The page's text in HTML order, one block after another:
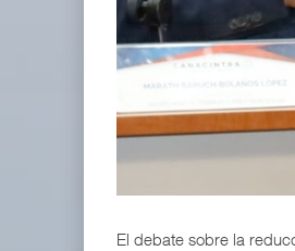
El debate sobre la
APM Terminals
05 AGO 2026
EE.UU. plantea nuevas
05 AGO 2026